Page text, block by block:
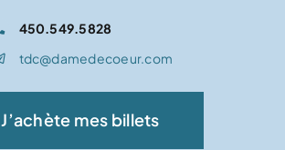
450.549.5828
tdc@damedecoeur.com
J’achète mes billets